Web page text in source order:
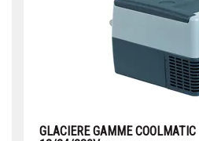
GLACIERE GAMME